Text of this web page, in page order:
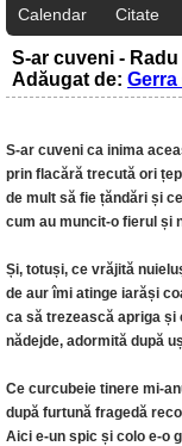
Calendar Citate
S-ar cuveni - Radu
Adăugat de: Gerra
S-ar cuveni ca inima
prin flacără trecută ori
de mult să fie țăndări și
cum au muncit-o fierul și
Și, totuși, ce vrăjită
de aur îmi atinge iarăși
ca să trezească apriga și
nădejde, adormită după
Ce curcubeie tinere mi-
după furtună fragedă
Aici e-un spic și colo e-o